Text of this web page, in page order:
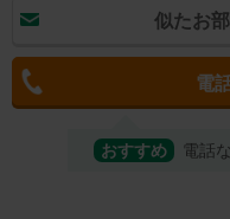
似たお
電
おすすめ 電話